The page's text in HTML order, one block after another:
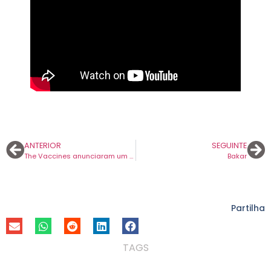
ANTERIOR
The Vaccines anunciaram um novo disco. Primeiro tema chama-se “Heartbreak Kid”.
SEGUINTE
Bakar
Partilha
TAGS